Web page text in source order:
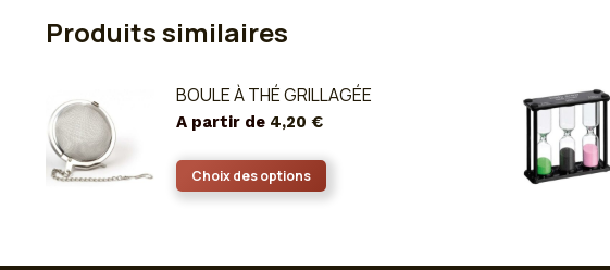
Produits similaires
BOULE À THÉ GRILLAGÉE
A partir de 4,20 €
Choix des options
produit